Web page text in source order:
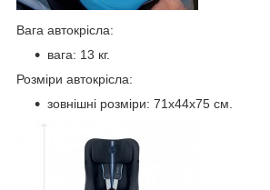
Вага автокрісла:
вага: 13 кг.
Розміри автокрісла:
зовнішні розміри: 71х44х75 см.